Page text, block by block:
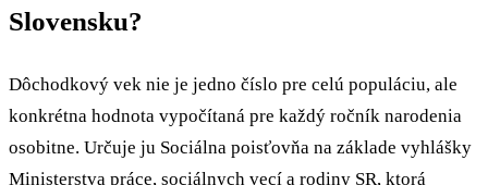
Slovensku?
Dôchodkový vek nie je jedno číslo pre celú populáciu, ale
konkrétna hodnota vypočítaná pre každý ročník narodenia
osobitne. Určuje ju Sociálna poisťovňa na základe vyhlášky
Ministerstva práce, sociálnych vecí a rodiny SR, ktorá